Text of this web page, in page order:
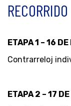
ETAPA 1 – 16 DE
Contrarreloj
ETAPA 2 – 17